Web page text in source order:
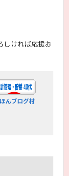
しければ応援お
んブログ村